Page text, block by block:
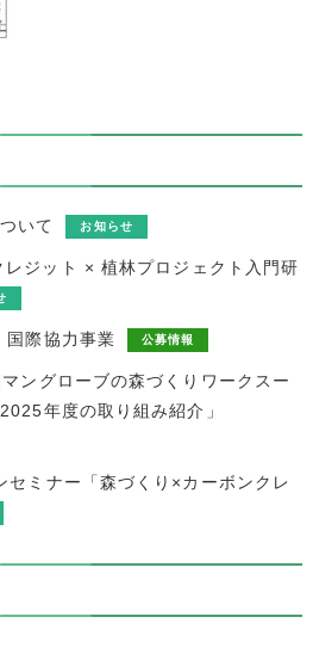
いて お知らせ
ジット × 植林プロジェクト入門研
国際協力事業 公募情報
ングローブの森づくりワークスー
年度の取り組み紹介」
セミナー「森づくり×カーボンクレ